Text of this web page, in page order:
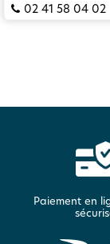
02 41 58 04 02
Paiement en